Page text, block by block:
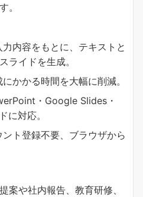
。
力内容をもとに、テキストと
ライドを生成。
かかる時間を大幅に削減。
・Google Slides・
に対応。
ト登録不要、ブラウザから
案や社内報告、教育研修、